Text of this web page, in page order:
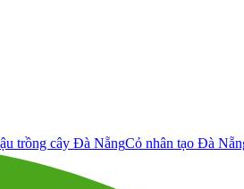
trồng cây Đà NẵngCỏ nhân tạo Đà